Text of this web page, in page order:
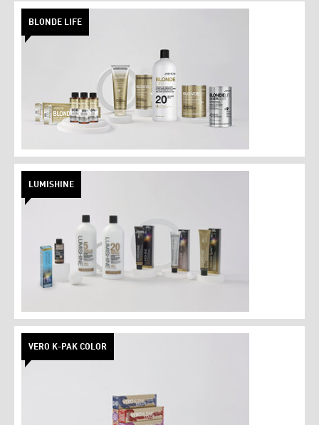
BLONDE LIFE
LUMISHINE
VERO K-PAK COLOR